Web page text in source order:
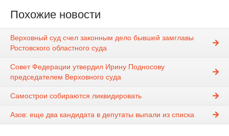
Похожие новости
Верховный суд счел законным дело бывшей замглавы
Ростовского областного суда
Совет Федерации утвердил Ирину Подносову
председателем Верховного суда
Самострои собираются ликвидировать
Азов: еще два кандидата в депутаты выпали из списка